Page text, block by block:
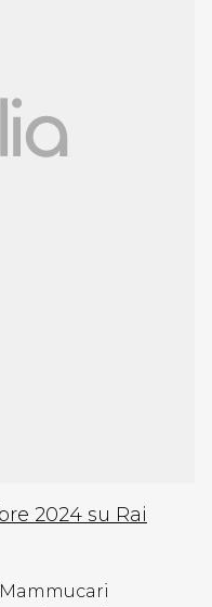
2024 su Rai